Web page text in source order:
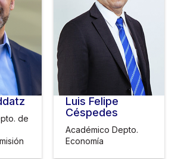
de
Luis Felipe
Céspedes
Académico Depto.
Economía